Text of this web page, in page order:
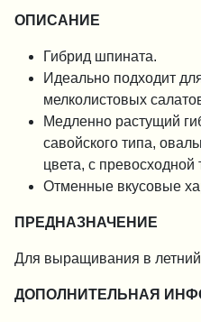
ОПИСАНИЕ
Гибрид шпината.
Идеально подходит
мелколистовых
Медленно растущий
савойского типа,
цвета, с превосходной
Отменные вкусовые
ПРЕДНАЗНАЧЕНИЕ
Для выращивания в летний
ДОПОЛНИТЕЛЬНАЯ